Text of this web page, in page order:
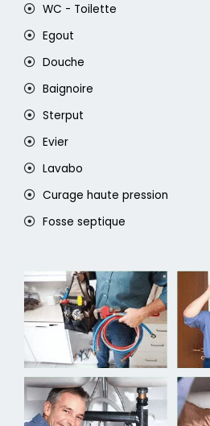
WC - Toilette
Egout
Douche
Baignoire
Sterput
Evier
Lavabo
Curage haute pression
Fosse septique